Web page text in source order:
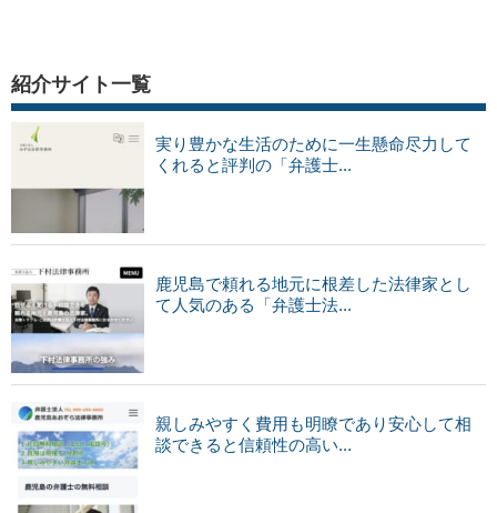
紹介サイト一覧
実り豊かな生活のために一生懸命尽力して
くれると評判の「弁護士...
鹿児島で頼れる地元に根差した法律家とし
て人気のある「弁護士法...
親しみやすく費用も明瞭であり安心して相
談できると信頼性の高い...